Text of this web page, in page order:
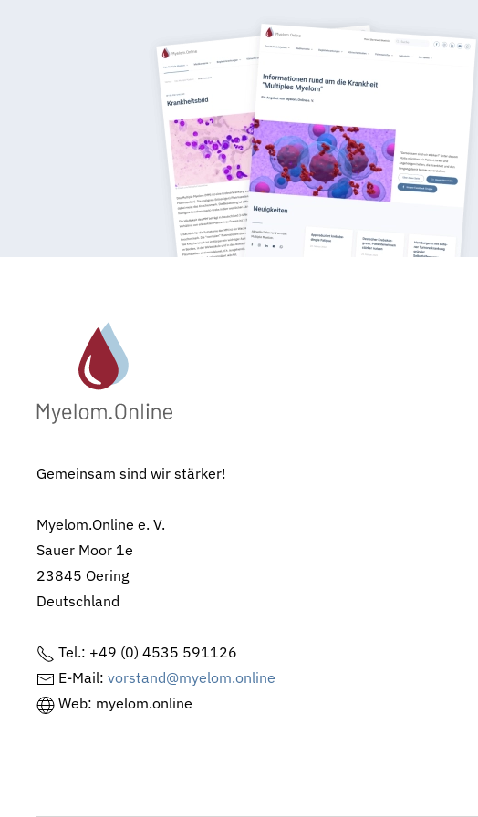
Gemeinsam sind wir stärker!
Myelom.Online e. V.
Sauer Moor 1e
23845 Oering
Deutschland
Tel.: +49 (0) 4535 591126
E-Mail: vorstand@myelom.online
Web: myelom.online